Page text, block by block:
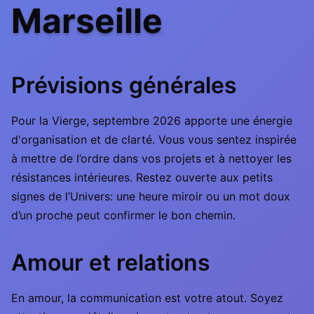
Marseille
Prévisions générales
Pour la Vierge, septembre 2026 apporte une énergie
d'organisation et de clarté. Vous vous sentez inspirée
à mettre de l’ordre dans vos projets et à nettoyer les
résistances intérieures. Restez ouverte aux petits
signes de l’Univers: une heure miroir ou un mot doux
d’un proche peut confirmer le bon chemin.
Amour et relations
En amour, la communication est votre atout. Soyez